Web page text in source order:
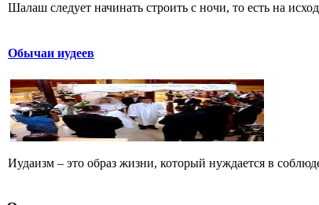
Шалаш следует начинать строить с ночи, то есть на
Обычаи иудеев
Иудаизм – это образ жизни, который нуждается в